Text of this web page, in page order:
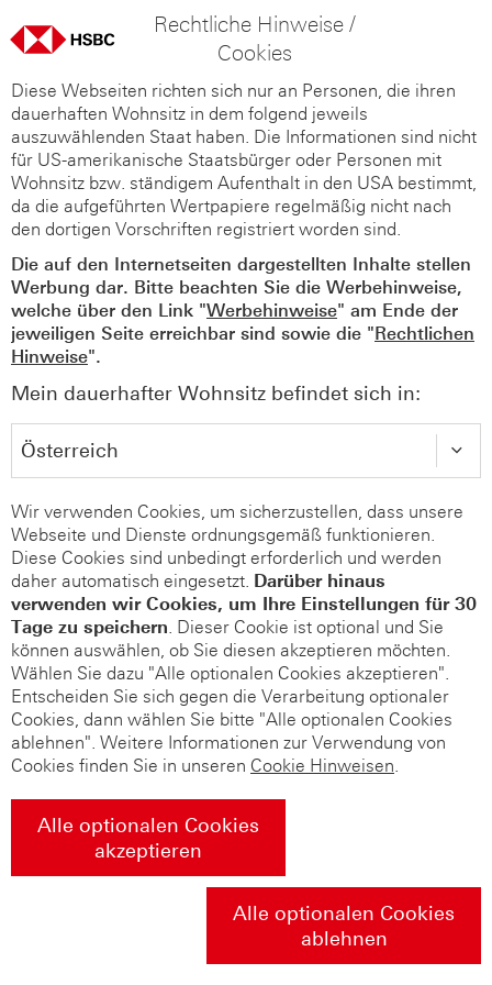
Rechtliche Hinweise /
Cookies
Diese Webseiten richten sich nur an Personen, die ihren
dauerhaften Wohnsitz in dem folgend jeweils
auszuwählenden Staat haben. Die Informationen sind nicht
für US-amerikanische Staatsbürger oder Personen mit
Wohnsitz bzw. ständigem Aufenthalt in den USA bestimmt,
da die aufgeführten Wertpapiere regelmäßig nicht nach
den dortigen Vorschriften registriert worden sind.
Die auf den Internetseiten dargestellten Inhalte stellen
Werbung dar. Bitte beachten Sie die Werbehinweise,
welche über den Link "Werbehinweise" am Ende der
jeweiligen Seite erreichbar sind sowie die "Rechtlichen
Hinweise".
Mein dauerhafter Wohnsitz befindet sich in:
Wir verwenden Cookies, um sicherzustellen, dass unsere
Webseite und Dienste ordnungsgemäß funktionieren.
Diese Cookies sind unbedingt erforderlich und werden
daher automatisch eingesetzt. Darüber hinaus
verwenden wir Cookies, um Ihre Einstellungen für 30
Tage zu speichern. Dieser Cookie ist optional und Sie
können auswählen, ob Sie diesen akzeptieren möchten.
Wählen Sie dazu "Alle optionalen Cookies akzeptieren".
Entscheiden Sie sich gegen die Verarbeitung optionaler
Cookies, dann wählen Sie bitte "Alle optionalen Cookies
ablehnen". Weitere Informationen zur Verwendung von
Cookies finden Sie in unseren Cookie Hinweisen.
Alle optionalen Cookies
akzeptieren
Alle optionalen Cookies
ablehnen